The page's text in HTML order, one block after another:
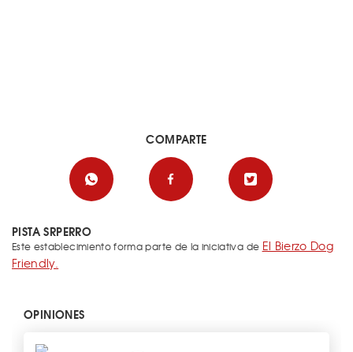
PISTA SRPERRO
Este establecimiento forma parte de la iniciativa de El Bierzo Dog
Friendly.
OPINIONES
COMPARTE